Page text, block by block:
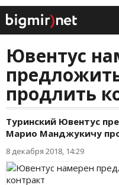
Ювентус
продлить
Туринский Ювентус
Марио Манджукичу
8 декабря 2018, 14:29